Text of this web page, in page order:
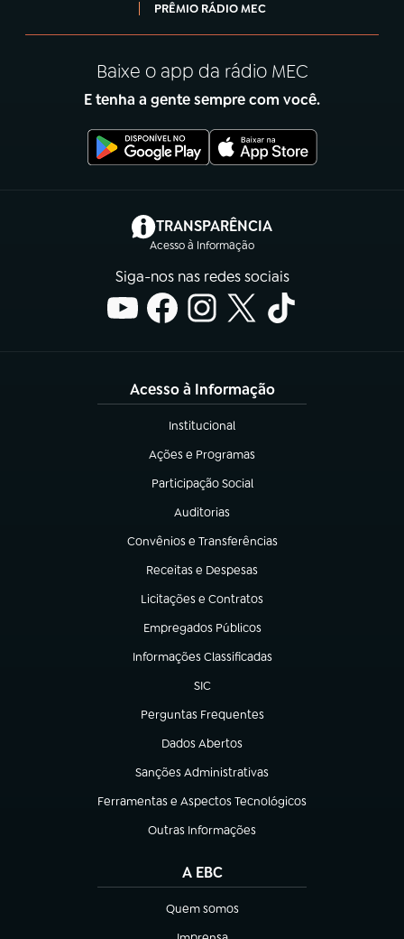
PRÊMIO RÁDIO MEC
Baixe o app da rádio MEC
E tenha a gente sempre com você.
TRANSPARÊNCIA
Acesso à Informação
(abre em nova aba)
Siga-nos nas redes sociais
Acesso à Informação
Institucional
(abre em nova aba)
Ações e Programas
(abre em nova aba)
Participação Social
(abre em nova aba)
Auditorias
(abre em nova aba)
Convênios e Transferências
(abre em nova aba)
Receitas e Despesas
(abre em nova aba)
Licitações e Contratos
(abre em nova aba)
Empregados Públicos
(abre em nova aba)
Informações Classificadas
(abre em nova aba)
SIC
(abre em nova aba)
Perguntas Frequentes
(abre em nova aba)
Dados Abertos
(abre em nova aba)
Sanções Administrativas
(abre em nova aba)
Ferramentas e Aspectos Tecnológicos
(abre em nova aba)
Outras Informações
(abre em nova aba)
A EBC
Quem somos
(abre em nova aba)